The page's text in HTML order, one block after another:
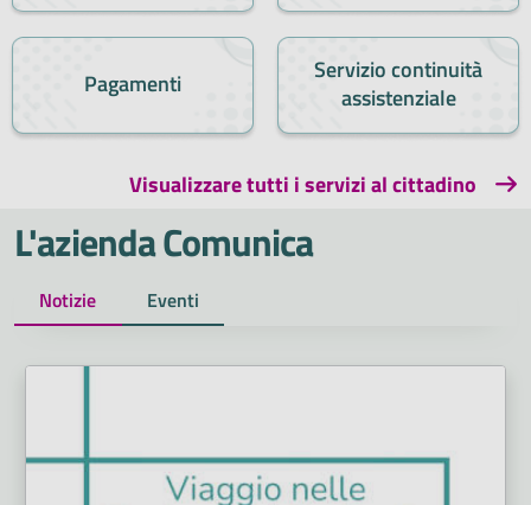
Pagamenti
Servizio continuità
assistenziale
Visualizzare tutti i servizi al cittadino
L'azienda Comunica
Notizie Eventi